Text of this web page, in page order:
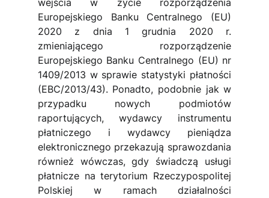
wejścia w życie rozporządzenia
Europejskiego Banku Centralnego (EU)
2020 z dnia 1 grudnia 2020 r.
zmieniającego rozporządzenie
Europejskiego Banku Centralnego (EU) nr
1409/2013 w sprawie statystyki płatności
(EBC/2013/43). Ponadto, podobnie jak w
przypadku nowych podmiotów
raportujących, wydawcy instrumentu
płatniczego i wydawcy pieniądza
elektronicznego przekazują sprawozdania
również wówczas, gdy świadczą usługi
płatnicze na terytorium Rzeczypospolitej
Polskiej w ramach działalności